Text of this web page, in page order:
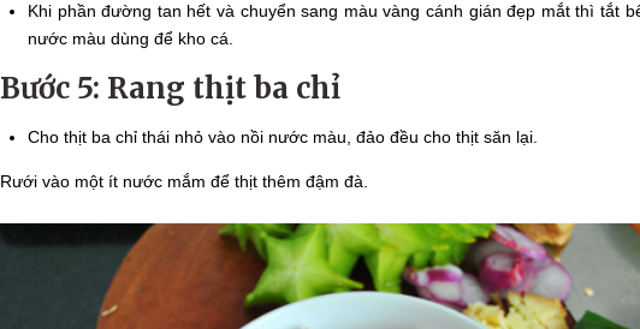
Khi phần đường tan hết và chuyển sang màu vàng cánh gián đẹp mắt thì tắt
nước màu dùng để kho cá.
Bước 5: Rang thịt ba chỉ
Cho thịt ba chỉ thái nhỏ vào nồi nước màu, đảo đều cho thịt săn lại.
Rưới vào một ít nước mắm để thịt thêm đậm đà.